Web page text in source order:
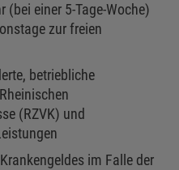
(bei einer 5-Tage-Woche)
zur freien
betriebliche
(RZVK) und
im Falle der